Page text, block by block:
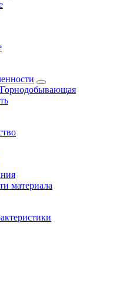
Горнодобывающая
материала